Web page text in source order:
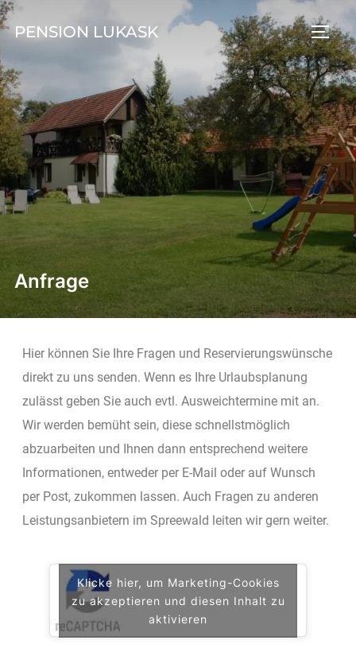
PENSION LUKASK
Anfrage
Hier können Sie Ihre Fragen und Reservierungswünsche
direkt zu uns senden. Wenn es Ihre Urlaubsplanung
zulässt geben Sie auch evtl. Ausweichtermine mit an.
Wir werden bemüht sein, diese schnellstmöglich
abzuarbeiten und Ihnen dann entsprechend weitere
Informationen, entweder per E-Mail oder auf Wunsch
per Post, zukommen lassen. Auch Fragen zu anderen
Leistungsanbietern im Spreewald leiten wir gern weiter.
Klicke hier, um Marketing-Cookies
zu akzeptieren und diesen Inhalt zu
aktivieren